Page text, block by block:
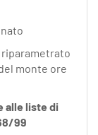
riparametrato
monte ore
alle liste di
99